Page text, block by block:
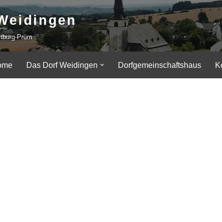
Prüm
Das Dorf Weidingen Dorfgemeinschaftshaus